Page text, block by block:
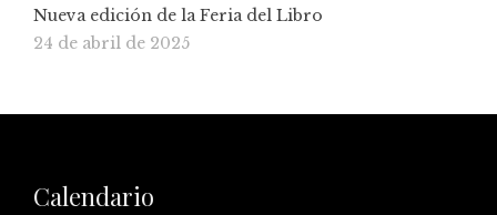
Nueva edición de la Feria del Libro
24 de abril de 2025
Calendario